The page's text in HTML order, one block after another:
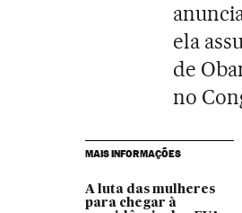
ela
de
no
MAIS INFORMAÇÕES
A luta das mulheres
para chegar à